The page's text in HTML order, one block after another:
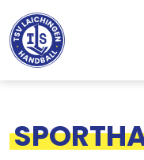
Direkt zum Inhalt